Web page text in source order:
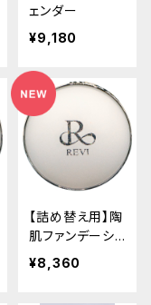
ェンダー
¥9,180
【詰め替え用】陶
肌ファンデーショ
ンジュエル レ
フィル
¥8,360